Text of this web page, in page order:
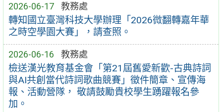
2026-06-17 教務處
轉知國立臺灣科技大學辦理「2026微翻轉嘉年華
之時空學園大賽」，請查照。
2026-06-16 教務處
檢送漢光教育基金會「第21屆舊愛新歡-古典詩詞
與AI共創當代詩詞歌曲競賽」徵件簡章、宣傳海
報、活動營隊， 敬請鼓勵貴校學生踴躍報名參
加。